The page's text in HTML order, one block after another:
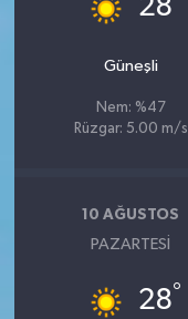
28
Güneşli
Nem: %47
Rüzgar: 5.00 m/s
10 AĞUSTOS
PAZARTESI
28°